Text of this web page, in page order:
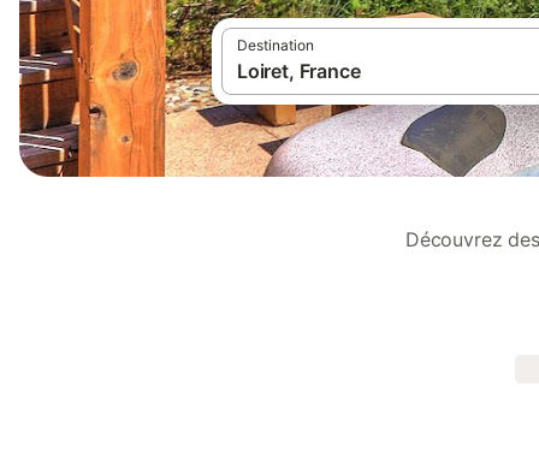
Destination
Découvrez